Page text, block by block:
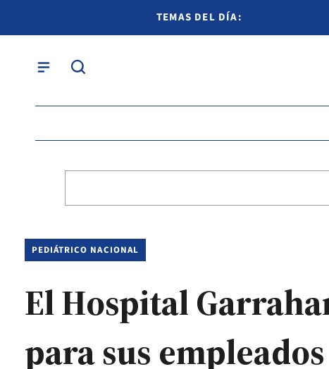
TEMAS DEL DÍA:
PEDIÁTRICO NACIONAL
El Hospital
para sus empleados